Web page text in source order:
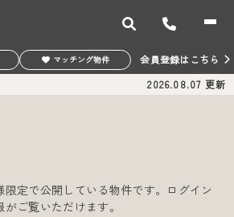
マッチング物件 会員登録はこちら
2026.08.07 更新
限定で公開している物件です。ログイン
ご覧いただけます。